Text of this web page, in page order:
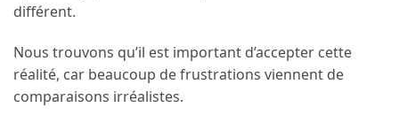
différent.
Nous trouvons qu’il est important d’accepter cette
réalité, car beaucoup de frustrations viennent de
comparaisons irréalistes.